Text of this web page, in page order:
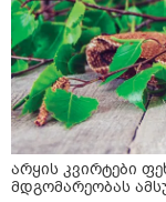
არყის კვირტები
მდგომარეობას